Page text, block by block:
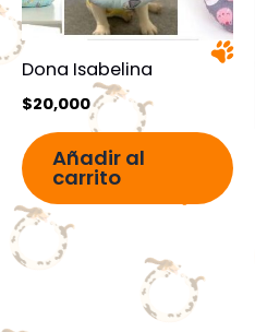
Dona Isabelina
$20,000
Añadir al
carrito